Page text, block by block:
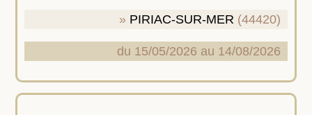
PIRIAC-SUR-MER (44420)
du 15/05/2026 au 14/08/2026